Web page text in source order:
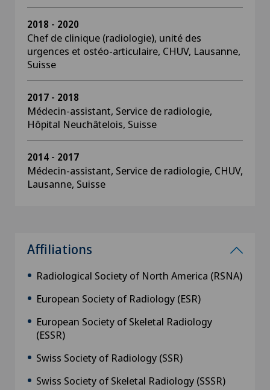
2018 - 2020
Chef de clinique (radiologie), unité des
urgences et ostéo-articulaire, CHUV, Lausanne,
Suisse
2017 - 2018
Médecin-assistant, Service de radiologie,
Hôpital Neuchâtelois, Suisse
2014 - 2017
Médecin-assistant, Service de radiologie, CHUV,
Lausanne, Suisse
Affiliations
Radiological Society of North America (RSNA)
European Society of Radiology (ESR)
European Society of Skeletal Radiology
(ESSR)
Swiss Society of Radiology (SSR)
Swiss Society of Skeletal Radiology (SSSR)